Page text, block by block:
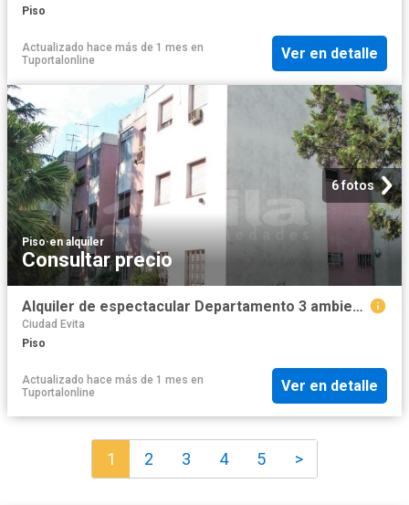
Piso
Actualizado hace más de 1 mes en
Tuportalonline
Ver en detalle
6 fotos
Piso·en alquiler
Consultar precio
Alquiler de espectacular Departamento 3 ambientes en La Matanza Ciudad Evita
Ciudad Evita
Piso
Actualizado hace más de 1 mes en
Tuportalonline
Ver en detalle
1 2 3 4 5 >